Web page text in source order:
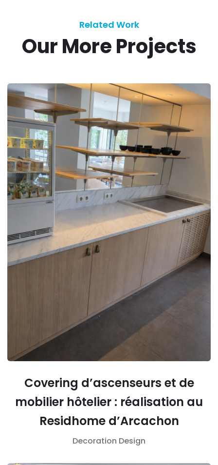
Related Work
Our More Projects
Covering d’ascenseurs et de
mobilier hôtelier : réalisation au
Residhome d’Arcachon
Decoration Design